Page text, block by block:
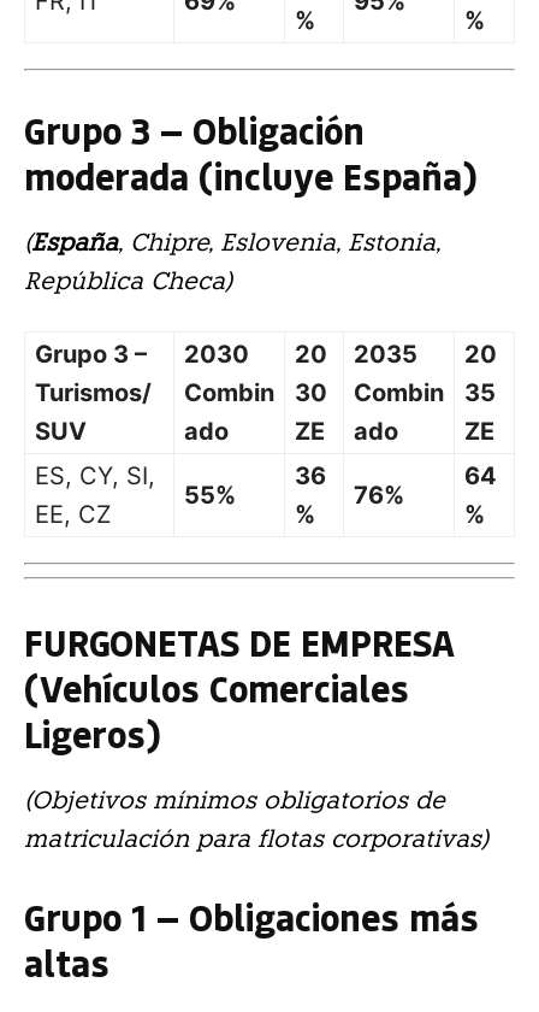
% %
Grupo 3 — Obligación
moderada (incluye España)
(España, Chipre, Eslovenia, Estonia,
República Checa)
Grupo 3 –
Turismos/
SUV
2030
Combin
ado
20
30
ZE
2035
Combin
ado
20
35
ZE
ES, CY, SI,
EE, CZ
55%
36
%
76%
64
%
FURGONETAS DE EMPRESA
(Vehículos Comerciales
Ligeros)
(Objetivos mínimos obligatorios de
matriculación para flotas corporativas)
Grupo 1 — Obligaciones más
altas